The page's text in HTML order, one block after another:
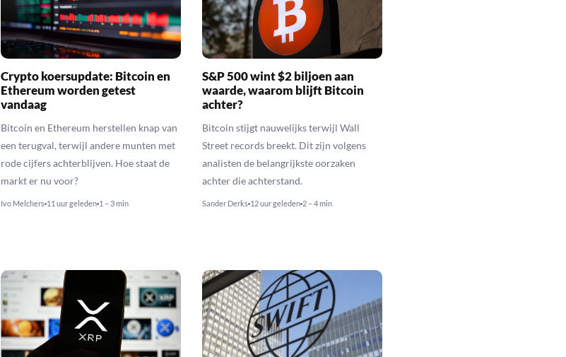
Crypto koersupdate: Bitcoin en
Ethereum worden getest
vandaag
Bitcoin en Ethereum herstellen knap van
een terugval, terwijl andere munten met
rode cijfers achterblijven. Hoe staat de
markt er nu voor?
Ivo Melchers 11 uur geleden 1 – 3 min
S&P 500 wint $2 biljoen aan
waarde, waarom blijft Bitcoin
achter?
Bitcoin stijgt nauwelijks terwijl Wall
Street records breekt. Dit zijn volgens
analisten de belangrijkste oorzaken
achter die achterstand.
Sander Derks 12 uur geleden 2 – 4 min